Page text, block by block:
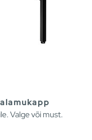
Valge või must.